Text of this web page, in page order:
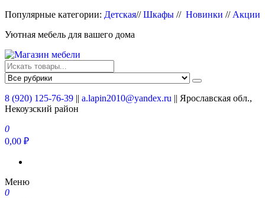
Перейти
содержимому
Популярные категории: Детская//Шкафы // Новинки // Акции
Уютная мебель для вашего дома
Магазин мебели
Мебель для вашего дома
8 (920) 125-76-39 || a.lapin2010@yandex.ru || Ярославская обл.,
Некоузский район
0
0,00 ₽
Меню
0